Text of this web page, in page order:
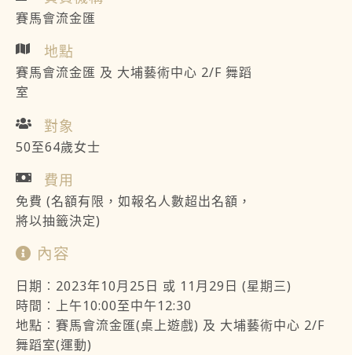
賽馬會流金匯
地點
賽馬會流金匯 及 大埔藝術中心 2/F 舞蹈
室
對象
50至64歲女士
費用
免費 (名額有限，如報名人數超出名額，
將以抽籤決定)
內容
日期︰2023年10月25日 或 11月29日 (星期三)
時間︰上午10:00至中午12:30
地點︰賽馬會流金匯(桌上遊戲) 及 大埔藝術中心 2/F
舞蹈室(運動)